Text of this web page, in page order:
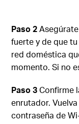
Paso 2
fuerte y de que
red doméstica
momento. Si no
Paso 3Confirme
enrutador.
contraseña de